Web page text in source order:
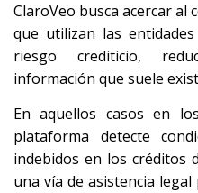
ClaroVeo busca acercar al
que utilizan las
riesgo crediticio,
información que suele
En aquellos casos en
plataforma detecte
indebidos en los créditos
una vía de asistencia